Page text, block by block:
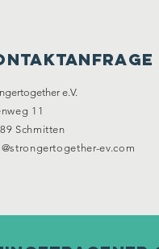
e.V.
11
Schmitten
ev.com